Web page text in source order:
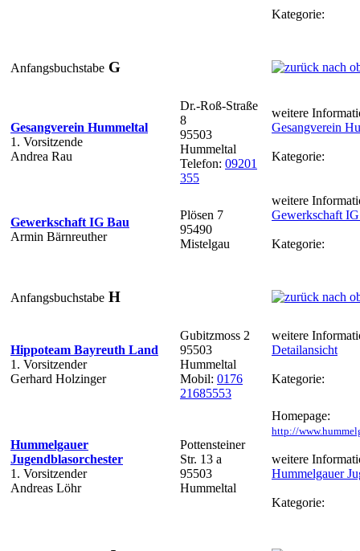
Kategorie:
Anfangsbuchstabe G
Gesangverein Hummeltal
1. Vorsitzende
Andrea Rau
Dr.-Roß-Straße
8
95503
Hummeltal
Telefon: 09201
355
weitere
Gesangverein
Kategorie:
Gewerkschaft IG Bau
Armin Bärnreuther
Plösen 7
95490
Mistelgau
weitere
Gewerkschaft
Kategorie:
Anfangsbuchstabe H
Hippoteam Bayreuth Land
1. Vorsitzender
Gerhard Holzinger
Gubitzmoss 2
95503
Hummeltal
Mobil: 0176
21685553
weitere
Detailansicht
Kategorie:
Hummelgauer
Jugendblasorchester
1. Vorsitzender
Andreas Löhr
Pottensteiner
Str. 13 a
95503
Hummeltal
Homepage:
http://
weitere
Hummelgauer
Kategorie: